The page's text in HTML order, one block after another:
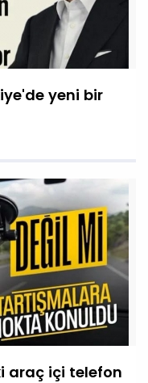
yeni bir
araç içi telefon